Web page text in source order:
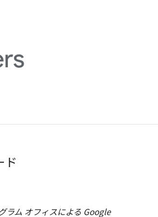
ド
ラム オフィスによる Google